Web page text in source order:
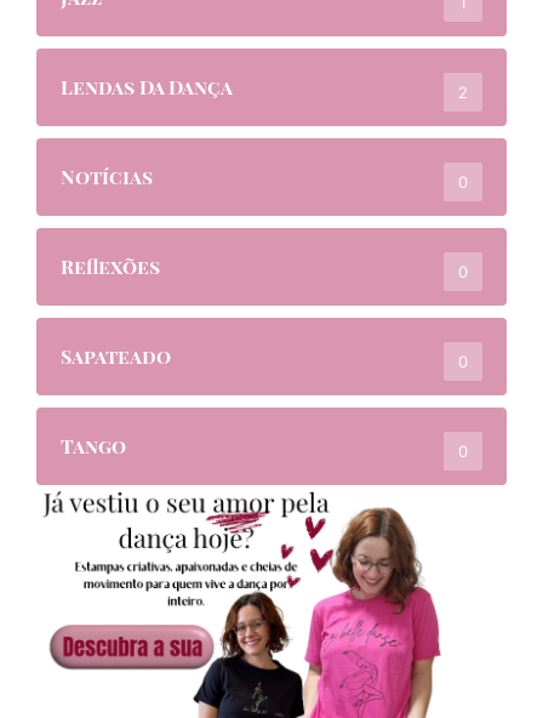
Lendas Da Dança 2
Notícias 0
Reflexões 0
Sapateado 0
Tango 0